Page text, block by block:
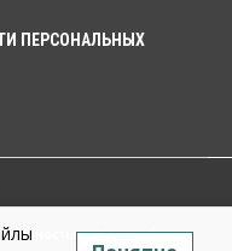
ПЕРСОНАЛЬНЫХ
«Новосибирск